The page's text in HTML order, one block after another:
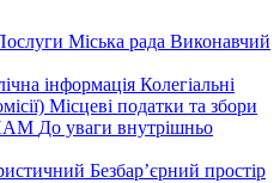
Міська рада Виконавчий
інформація Колегіальні
Місцеві податки та збори
До уваги внутрішньо
Безбар’єрний простір